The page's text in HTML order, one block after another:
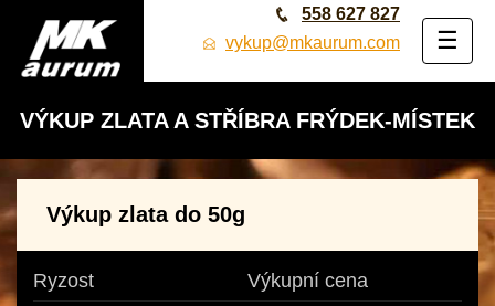
558 627 827
vykup@mkaurum.com
☰
VÝKUP ZLATA A STŘÍBRA FRÝDEK‑MÍSTEK
Výkup zlata do 50g
Ryzost Výkupní cena